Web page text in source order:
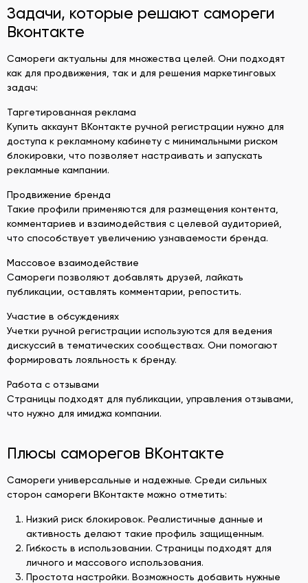
Задачи, которые решают самореги
Вконтакте
Самореги актуальны для множества целей. Они подходят
как для продвижения, так и для решения маркетинговых
задач:
Таргетированная реклама
Купить аккаунт ВКонтакте ручной регистрации нужно для
доступа к рекламному кабинету с минимальными риском
блокировки, что позволяет настраивать и запускать
рекламные кампании.
Продвижение бренда
Такие профили применяются для размещения контента,
комментариев и взаимодействия с целевой аудиторией,
что способствует увеличению узнаваемости бренда.
Массовое взаимодействие
Самореги позволяют добавлять друзей, лайкать
публикации, оставлять комментарии, репостить.
Участие в обсуждениях
Учетки ручной регистрации используются для ведения
дискуссий в тематических сообществах. Они помогают
формировать лояльность к бренду.
Работа с отзывами
Страницы подходят для публикации, управления отзывами,
что нужно для имиджа компании.
Плюсы саморегов ВКонтакте
Самореги универсальные и надежные. Среди сильных
сторон самореги ВКонтакте можно отметить:
Низкий риск блокировок. Реалистичные данные и
активность делают такие профиль защищенным.
Гибкость в использовании. Страницы подходят для
личного и массового использования.
Простота настройки. Возможность добавить нужные